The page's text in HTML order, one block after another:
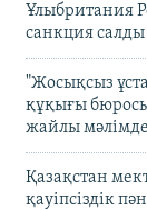
Ұлыбритания
санкция салды
"Жосықсыз
құқығы
жайлы
Қазақстан
қауіпсіздік